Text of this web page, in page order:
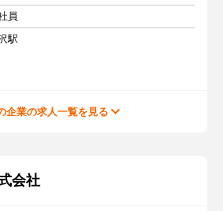
員
駅
企業の求人一覧を見る
会社